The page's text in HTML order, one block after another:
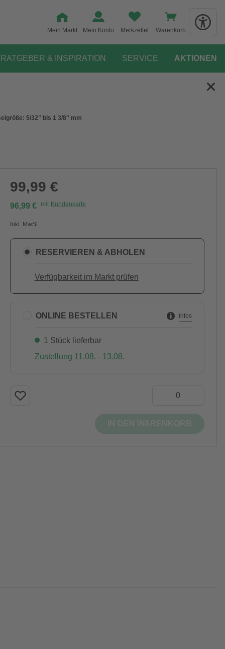
Mein Markt Mein Konto Merkzettel Warenkorb
RATGEBER & INSPIRATION SERVICE AKTIONEN
5/32" bis 1 3/8" mm
99,99 €
96,99 € mit Kundenkarte
Inkl. MwSt.
RESERVIEREN & ABHOLEN
Verfügbarkeit im Markt prüfen
ONLINE BESTELLEN Infos
1 Stück lieferbar
Zustellung 11.08. - 13.08.